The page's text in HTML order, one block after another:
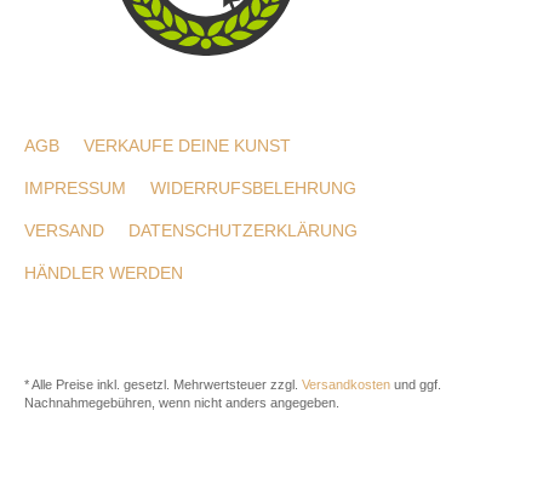
AGB VERKAUFE DEINE KUNST
IMPRESSUM WIDERRUFSBELEHRUNG
VERSAND DATENSCHUTZERKLÄRUNG
HÄNDLER WERDEN
* Alle Preise inkl. gesetzl. Mehrwertsteuer zzgl. Versandkosten und ggf.
Nachnahmegebühren, wenn nicht anders angegeben.